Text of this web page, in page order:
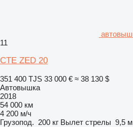
11
CTE ZED 20
351 400 TJS 33 000 € ≈ 38 130 $
Автовышка
2018
54 000 км
4 200 м/ч
Грузопод. 200 кг Вылет стрелы 9,5 м